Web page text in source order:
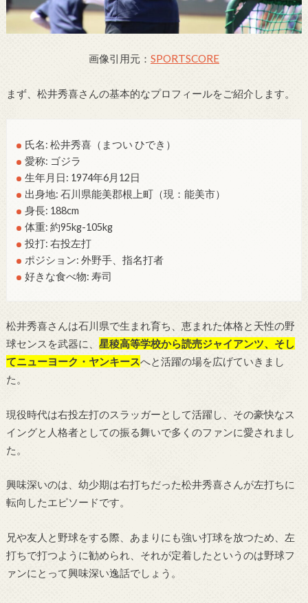
画像引用元： SPORTSCORE
まず、松井秀喜さんの基本的なプロフィールをご紹介します。
氏名: 松井秀喜（まつい ひでき）
愛称: ゴジラ
生年月日: 1974年6月12日
出身地: 石川県能美郡根上町（現：能美市）
身長: 188cm
体重: 約95kg-105kg
投打: 右投左打
ポジション: 外野手、指名打者
好きな食べ物: 寿司
松井秀喜さんは石川県で生まれ育ち、恵まれた体格と天性の野
球センスを武器に、 星稜高等学校から読売ジャイアンツ、そし
てニューヨーク・ヤンキースへと活躍の場を広げていきまし
た。
現役時代は右投左打のスラッガーとして活躍し、その豪快なス
イングと人格者としての振る舞いで多くのファンに愛されまし
た。
興味深いのは、幼少期は右打ちだった松井秀喜さんが左打ちに
転向したエピソードです。
兄や友人と野球をする際、あまりにも強い打球を放つため、左
打ちで打つように勧められ、それが定着したというのは野球フ
ァンにとって興味深い逸話でしょう。